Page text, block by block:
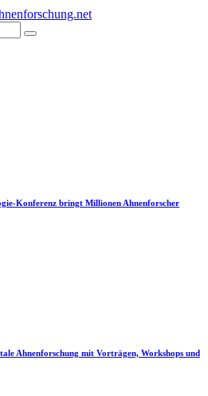
Konferenz bringt Millionen Ahnenforscher
Ahnenforschung mit Vorträgen, Workshops und